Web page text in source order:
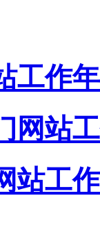
工作
网站
站工